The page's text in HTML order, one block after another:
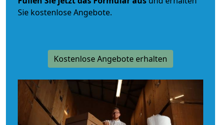
Sie kostenlose Angebote.
Kostenlose Angebote erhalten